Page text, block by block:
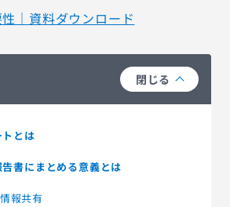
｜資料ダウンロード
閉じる
とは
書にまとめる意義とは
報共有